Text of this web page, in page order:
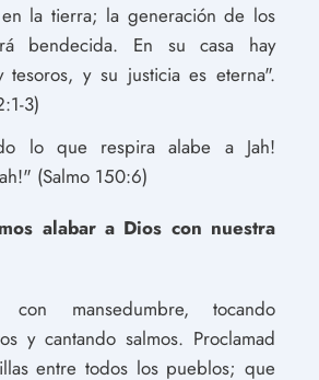
la tierra; la generación de los
bendecida. En su casa hay
tesoros, y su justicia es eterna".
3)
lo que respira alabe a Jah!
(Salmo 150:6)
alabar a Dios con nuestra
con mansedumbre, tocando
y cantando salmos. Proclamad
entre todos los pueblos; que